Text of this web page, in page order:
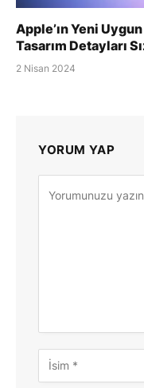
Apple’ın Yeni
Tasarım Detayları
2 Nisan 2024
YORUM YAP